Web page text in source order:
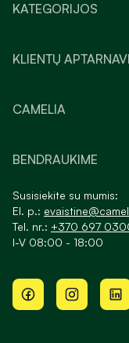
KATEGORIJOS
KLIENTŲ
CAMELIA
BENDRAUKIME
Susisiekite su mumis:
El. p.:
Tel. nr.: +370 697
I-V 08:00 - 18:00